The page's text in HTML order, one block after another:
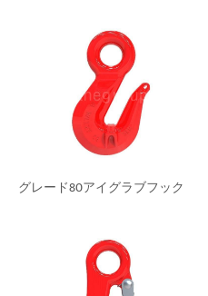
グレード80アイグラブフック